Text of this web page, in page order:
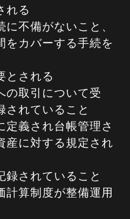
る
不備がないこと、
をカバーする手続を
される
取引について受
されていること
義され台帳管理さ
産に対する規定され
れていること
算制度が整備運用